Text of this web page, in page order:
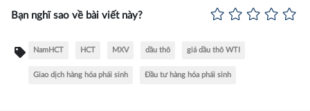
Bạn nghĩ sao về bài viết này?
NamHCT HCT MXV dầu thô giá dầu thô WTI
Giao dịch hàng hóa phái sinh Đầu tư hàng hóa phái sinh